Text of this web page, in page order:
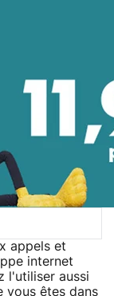
appels et
internet
l'utiliser aussi
vous êtes dans